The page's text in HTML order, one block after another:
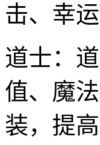
击、幸
道士：
值、魔
装，提